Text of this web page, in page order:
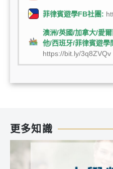
菲律賓遊學FB社團:
澳洲/英國/加拿大/愛
他/西班牙/菲律賓遊學
https://bit.ly/3q8ZVQv
更多知識